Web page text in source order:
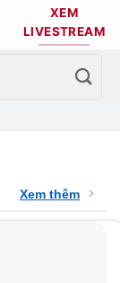
XEM
LIVESTREAM
Xem thêm